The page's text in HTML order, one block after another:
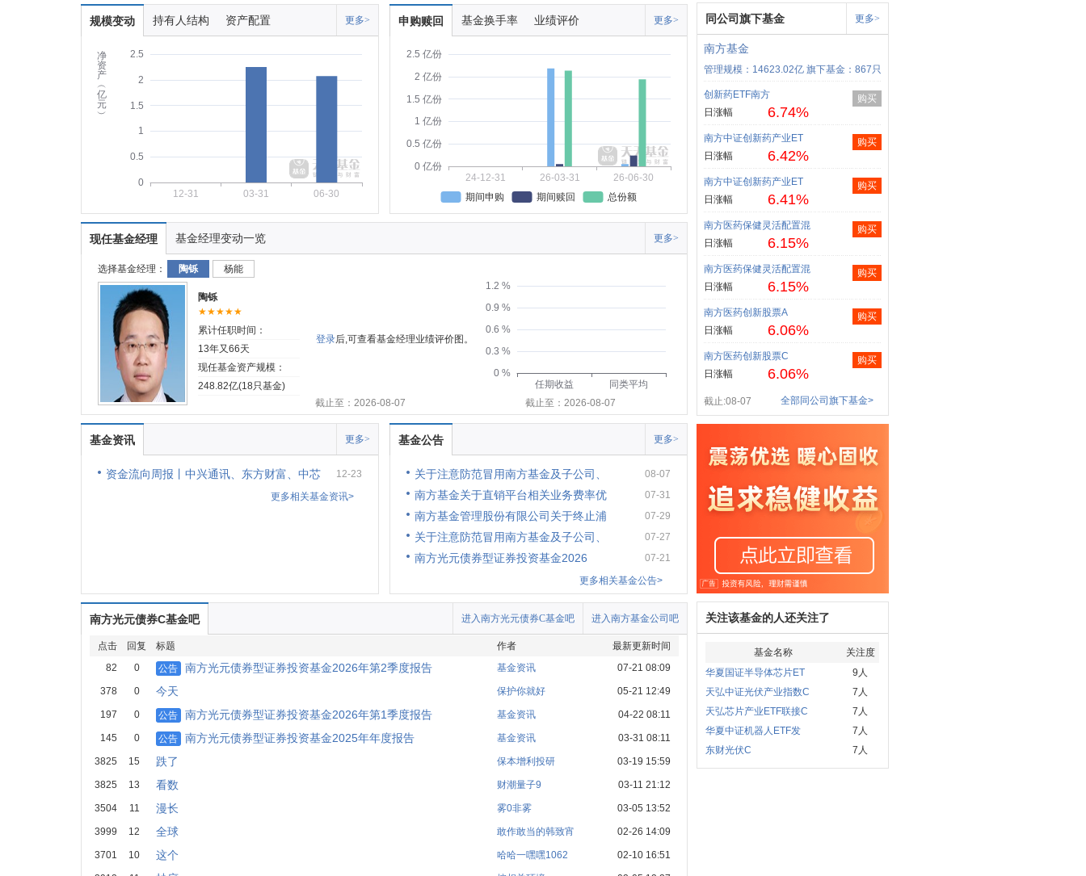
规模变动 持有人结构 资产配置 更多>
净
资
产
︵
亿
元
︶
0
0.5
1
1.5
2
2.5
12-31 03-31 06-30
申购赎回 基金换手率 业绩评价 更多>
0 亿份
0.5 亿份
1 亿份
1.5 亿份
2 亿份
2.5 亿份
24-12-31 26-03-31
26-06-30
期间申购
期间赎回 总份额
现任基金经理 基金经理变动一览 更多>
选择基金经理： 陶铄 杨能
陶铄
★★★★★
累计任职时间：
13年又66天
现任基金资产规模：
248.82亿(18只基金)
登录后,可查看基金经理业绩评价图。
0 %
0.3 %
0.6 %
0.9 %
1.2 %
任期收益
同类平均
截止至：2026-08-07
截止至：2026-08-07
基金资讯 更多>
资金流向周报丨中兴通讯、东方财富、中芯
12-23
更多相关基金资讯>
基金公告 更多>
关于注意防范冒用南方基金及子公司、 08-07
南方基金关于直销平台相关业务费率优 07-31
南方基金管理股份有限公司关于终止浦 07-29
关于注意防范冒用南方基金及子公司、 07-27
南方光元债券型证券投资基金2026
07-21
更多相关基金公告>
南方光元债券C基金吧 进入南方基金公司吧
进入南方光元债券C基金吧
点击 回复 标题 作者
最新更新时间
82
0 公告 南方光元债券型证券投资基金2026年第2季度报告 基金资讯 07-21 08:09
378 0 今天 保护你就好 05-21 12:49
197 0 公告 南方光元债券型证券投资基金2026年第1季度报告 基金资讯 04-22 08:11
145 0 公告 南方光元债券型证券投资基金2025年年度报告 基金资讯 03-31 08:11
3825 15 跌了 保本增利投研 03-19 15:59
3825 13 看数 财潮量子9 03-11 21:12
3504 11 漫长 雾0非雾 03-05 13:52
3999 12 全球 敢作敢当的韩致宵 02-26 14:09
3701 10 这个 哈哈一嘿嘿1062 02-10 16:51
同公司旗下基金 更多>
南方基金
管理规模：14623.02亿 旗下基金：867只
创新药ETF南方
日涨幅
6.74%
购买
南方中证创新药产业ET
日涨幅
6.42%
购买
南方中证创新药产业ET
日涨幅
6.41%
购买
南方医药保健灵活配置混
日涨幅
6.15%
购买
南方医药保健灵活配置混
日涨幅
6.15%
购买
南方医药创新股票A
日涨幅
6.06%
购买
南方医药创新股票C
日涨幅
6.06%
购买
截止:08-07 全部同公司旗下基金>
关注该基金的人还关注了
基金名称
关注度
华夏国证半导体芯片ET
9人
天弘中证光伏产业指数C
7人
天弘芯片产业ETF联接C
7人
华夏中证机器人ETF发
7人
东财光伏C
7人